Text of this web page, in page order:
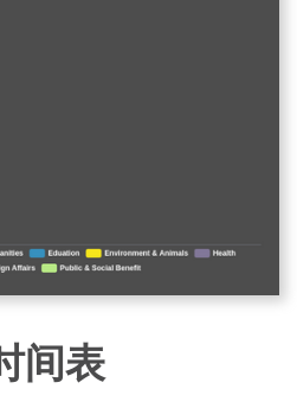
间表